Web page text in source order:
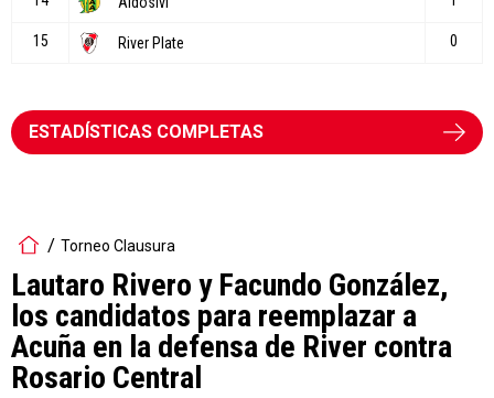
ESTADÍSTICAS COMPLETAS
Torneo Clausura
Lautaro Rivero y Facundo González,
los candidatos para reemplazar a
Acuña en la defensa de River contra
Rosario Central